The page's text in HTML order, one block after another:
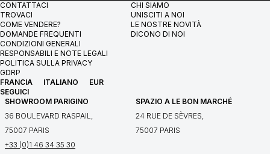
SEGUICI
CONTATTACI
TROVACI
COME VENDERE?
DOMANDE FREQUENTI
SHOWROOM PARIGINO
36 BOULEVARD RASPAIL,
75007 PARIS
+33 (0)1 46 34 35 30
CHI SIAMO
UNISCITI A NOI
LE NOSTRE NOVITÀ
DICONO DI NOI
SPAZIO A LE BON MARCHÉ
24 RUE DE SÈVRES,
75007 PARIS
CONDIZIONI GENERALI
RESPONSABILI E NOTE LEGALI
POLITICA SULLA PRIVACY
GDRP
FRANCIA
ITALIANO EUR